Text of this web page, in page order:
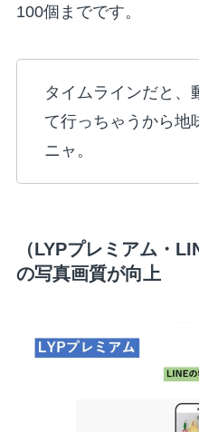
100個までです。
タイムラインだと、
て行っちゃうから地
ニャ。
（LYPプレミアム・
の写真画質が向上